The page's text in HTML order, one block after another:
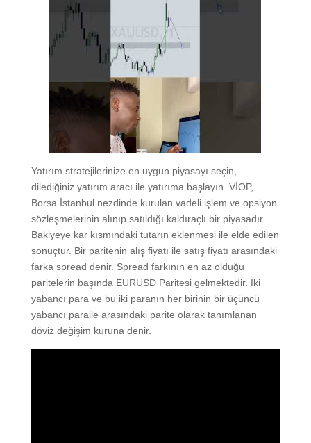
Yatırım stratejilerinize en uygun piyasayı seçin,
dilediğiniz yatırım aracı ile yatırıma başlayın. VİOP,
Borsa İstanbul nezdinde kurulan vadeli işlem ve opsiyon
sözleşmelerinin alınıp satıldığı kaldıraçlı bir piyasadır.
Bakiyeye kar kısmındaki tutarın eklenmesi ile elde edilen
sonuçtur. Bir paritenin alış fiyatı ile satış fiyatı arasındaki
farka spread denir. Spread farkının en az olduğu
paritelerin başında EURUSD Paritesi gelmektedir. İki
yabancı para ve bu iki paranın her birinin bir üçüncü
yabancı paraile arasındaki parite olarak tanımlanan
döviz değişim kuruna denir.